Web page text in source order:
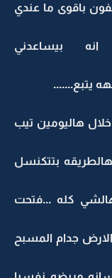
باقوى ما عندي
انه بيساعدني
يتبع.......
هاليومين تيب
بتتكنسل
هالشي كله ...فتحت
جدام المسبح